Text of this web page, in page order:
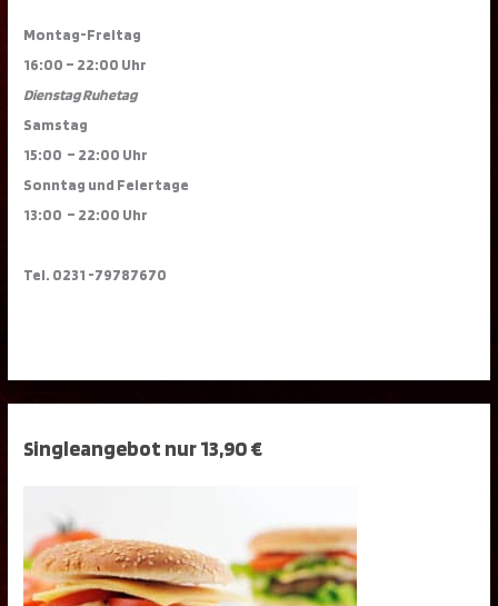
Montag-Freitag
16:00 – 22:00 Uhr
Dienstag Ruhetag
Samstag
15:00 – 22:00 Uhr
Sonntag und Feiertage
13:00 – 22:00 Uhr
Tel. 0231 -79787670
Singleangebot nur 13,90 €